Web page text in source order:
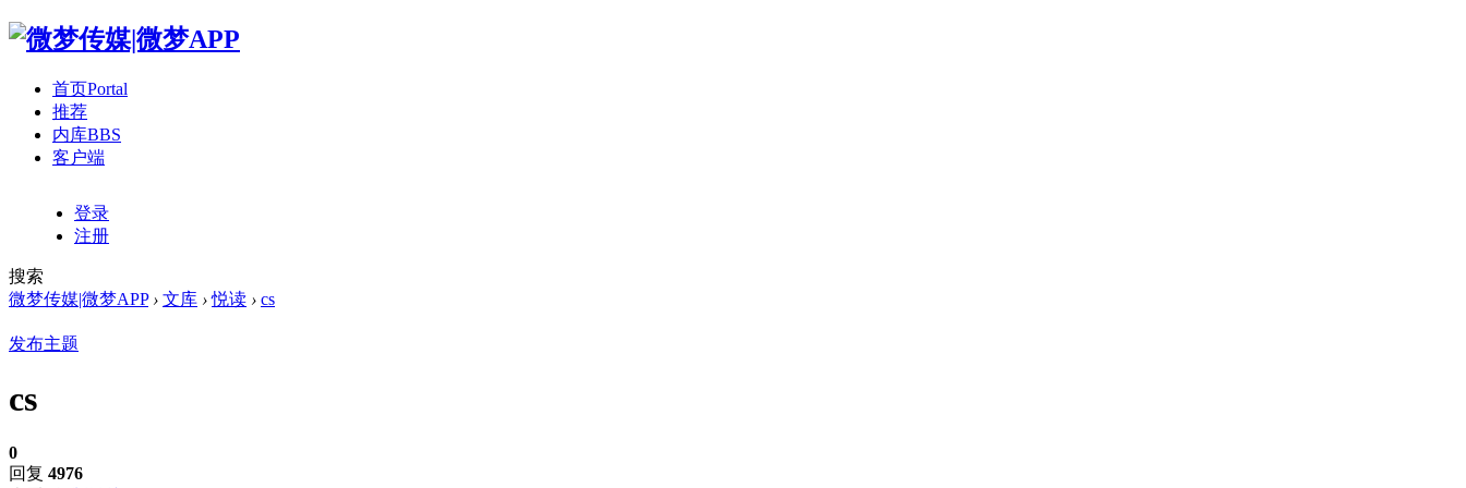
首页Portal
推荐
内库BBS
客户端
登录
注册
搜索
微梦传媒|微梦APP › 文库 › 悦读 › cs
发布主题
cs
0
回复 4976